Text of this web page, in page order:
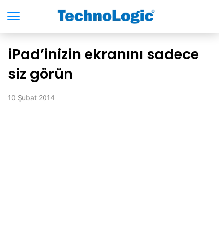
iPad’inizin ekranını sadece
siz görün
10 Şubat 2014